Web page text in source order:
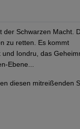
der Schwarzen Macht.
zu retten. Es kommt
Iondru, das
Ebene...
diesen mitreißenden